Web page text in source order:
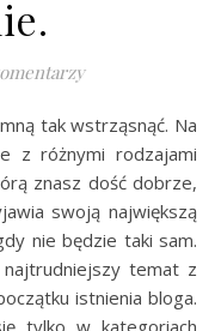
z różnymi rodzajami
znasz dość dobrze,
swoją największą
nie będzie taki sam.
temat z
istnienia bloga.